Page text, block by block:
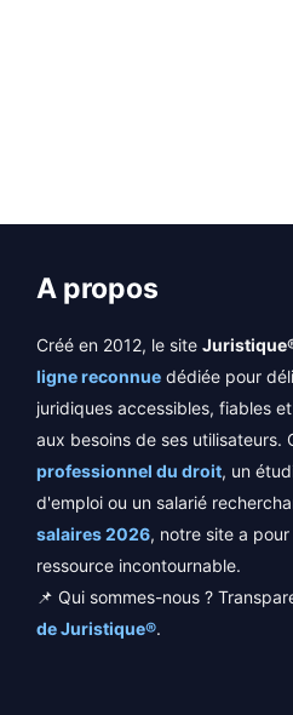
A propos
Créé en 2012, le site
ligne reconnue dédiée pour
juridiques accessibles, fiables
aux besoins de ses utilisateurs.
professionnel du droit, un
d'emploi ou un salarié
salaires 2026, notre site a
ressource incontournable.
📌 Qui sommes-nous ?
de Juristique®.